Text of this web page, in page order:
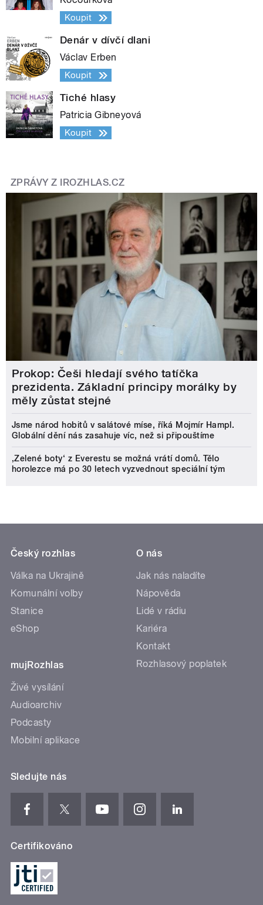
Koupit
Denár v dívčí dlani
Václav Erben
Koupit
Tiché hlasy
Patricia Gibneyová
Koupit
ZPRÁVY Z IROZHLAS.CZ
Prokop: Češi hledají svého tatíčka
prezidenta. Základní principy morálky by
měly zůstat stejné
Jsme národ hobitů v salátové míse, říká Mojmír Hampl.
Globální dění nás zasahuje víc, než si připouštíme
‚Zelené boty‘ z Everestu se možná vrátí domů. Tělo
horolezce má po 30 letech vyzvednout speciální tým
Český rozhlas
Válka na Ukrajině
Komunální volby
Stanice
eShop
mujRozhlas
Živé vysílání
Audioarchiv
Podcasty
Mobilní aplikace
O nás
Jak nás naladíte
Nápověda
Lidé v rádiu
Kariéra
Kontakt
Rozhlasový poplatek
Sledujte nás
Certifikováno